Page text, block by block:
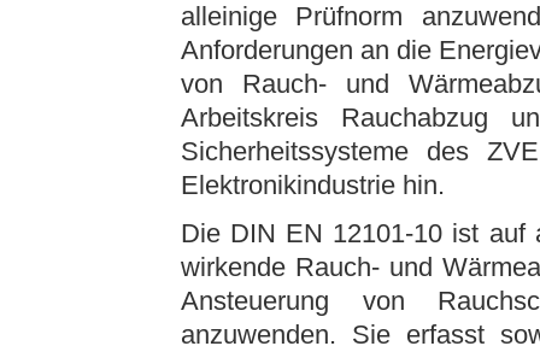
alleinige Prüfnorm
Anforderungen an die
von Rauch- und
Arbeitskreis Rauchabzug
Sicherheitssysteme des
Elektronikindustrie hin.
Die DIN EN 12101-10 ist auf
wirkende Rauch- und
Ansteuerung von
anzuwenden. Sie erfasst